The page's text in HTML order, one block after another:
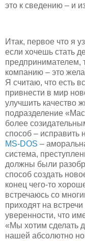
это к сведению – и
Итак, первое что я
если хочешь стать
предпринимателем,
компанию – это
Я считаю, что есть
привнести в мир
улучшить качество
подразделение
более
способ – исправить
MS-DOS –
система,
должны были
способ создать
конец чего-то
встречаюсь со
приходят на
уверенности, что
«Мы хотим сделать
нашей абсолютно